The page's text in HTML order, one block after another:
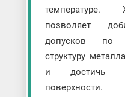
температуре.
позволяет
допусков по
структуру
и достичь
поверхности.